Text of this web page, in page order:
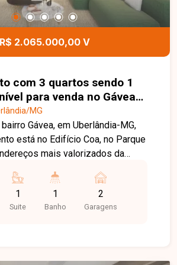
os detalhes deste terreno.
R$ 2.065.000,00 V
com 3 quartos sendo 1
para venda no Gávea
MG
MG
Gávea, em Uberlândia-MG,
está no Edifício Coa, no Parque
mais valorizados da
com áreas verdes,
serviços, gastronomia e
praticidade, sofisticação e
1
Suite
1
Banho
2
Garagens